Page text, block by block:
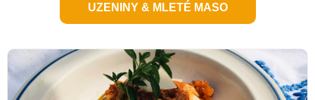
UZENINY & MLETÉ MASO